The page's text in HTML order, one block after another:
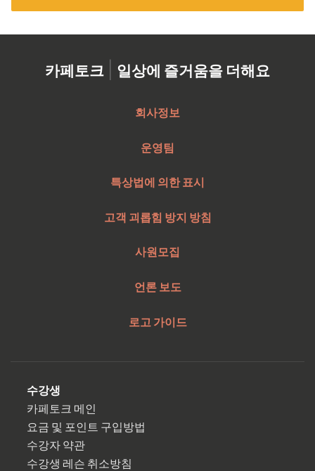
카페토크 | 일상에 즐거움을 더해요
회사정보
운영팀
특상법에 의한 표시
고객 괴롭힘 방지 방침
사원모집
언론 보도
로고 가이드
수강생
카페토크 메인
요금 및 포인트 구입방법
수강자 약관
수강생 레슨 취소방침